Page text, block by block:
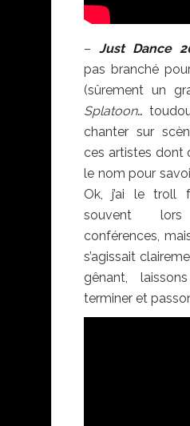
– Just Dance
pas branché
(sûrement un
Splatoon…
chanter sur
ces artistes dont
le nom pour
Ok, j’ai le troll
souvent
conférences,
s’agissait
gênant,
terminer et